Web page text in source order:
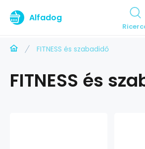
Alfadog
FITNESS és szabadidő
FITNESS és